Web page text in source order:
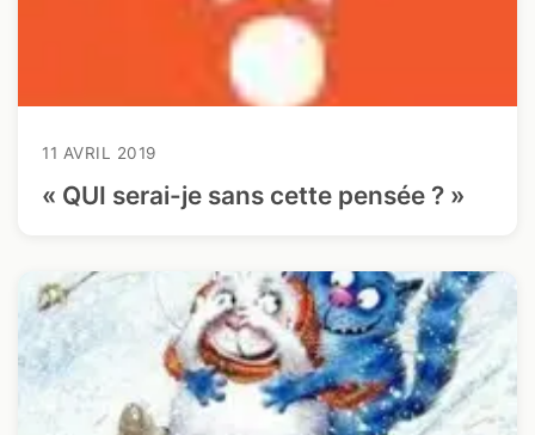
11 AVRIL 2019
« QUI serai-je sans cette pensée ? »